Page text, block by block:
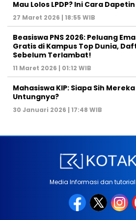
Mau Lolos LPDP? Ini Cara
27 Maret 2026 | 18:55 WIB
Beasiswa PNS 2026: Peluang
Gratis di Kampus Top Dunia,
Sebelum Terlambat!
11 Maret 2026 | 01:12 WIB
Mahasiswa KIP: Siapa Sih
Untungnya?
30 Januari 2026 | 17:48 WIB
Media Informasi dan